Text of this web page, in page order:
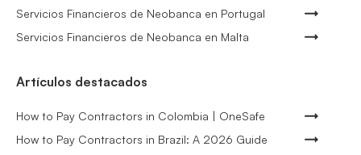
Servicios Financieros de Neobanca en Portugal
Servicios Financieros de Neobanca en Malta
Artículos destacados
How to Pay Contractors in Colombia | OneSafe
How to Pay Contractors in Brazil: A 2026 Guide